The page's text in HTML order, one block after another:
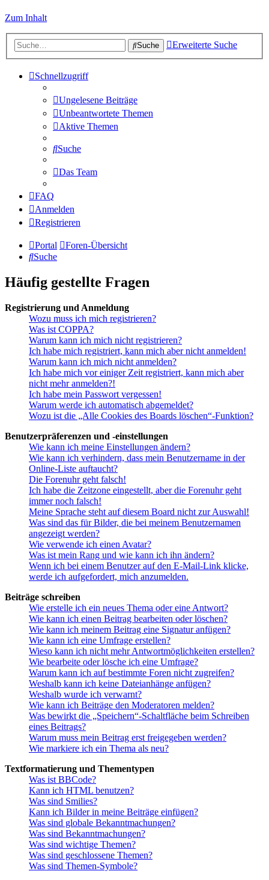
Zum Inhalt
Suche Erweiterte Suche
Schnellzugriff
Ungelesene Beiträge
Unbeantwortete Themen
Aktive Themen
Suche
Das Team
FAQ
Anmelden
Registrieren
Portal
Foren-Übersicht
Suche
Häufig gestellte Fragen
Registrierung und Anmeldung
Wozu muss ich mich registrieren?
Was ist COPPA?
Warum kann ich mich nicht registrieren?
Ich habe mich registriert, kann mich aber nicht anmelden!
Warum kann ich mich nicht anmelden?
Ich habe mich vor einiger Zeit registriert, kann mich aber
nicht mehr anmelden?!
Ich habe mein Passwort vergessen!
Warum werde ich automatisch abgemeldet?
Wozu ist die „Alle Cookies des Boards löschen“-Funktion?
Benutzerpräferenzen und -einstellungen
Wie kann ich meine Einstellungen ändern?
Wie kann ich verhindern, dass mein Benutzername in der
Online-Liste auftaucht?
Die Forenuhr geht falsch!
Ich habe die Zeitzone eingestellt, aber die Forenuhr geht
immer noch falsch!
Meine Sprache steht auf diesem Board nicht zur Auswahl!
Was sind das für Bilder, die bei meinem Benutzernamen
angezeigt werden?
Wie verwende ich einen Avatar?
Was ist mein Rang und wie kann ich ihn ändern?
Wenn ich bei einem Benutzer auf den E-Mail-Link klicke,
werde ich aufgefordert, mich anzumelden.
Beiträge schreiben
Wie erstelle ich ein neues Thema oder eine Antwort?
Wie kann ich einen Beitrag bearbeiten oder löschen?
Wie kann ich meinem Beitrag eine Signatur anfügen?
Wie kann ich eine Umfrage erstellen?
Wieso kann ich nicht mehr Antwortmöglichkeiten erstellen?
Wie bearbeite oder lösche ich eine Umfrage?
Warum kann ich auf bestimmte Foren nicht zugreifen?
Weshalb kann ich keine Dateianhänge anfügen?
Weshalb wurde ich verwarnt?
Wie kann ich Beiträge den Moderatoren melden?
Was bewirkt die „Speichern“-Schaltfläche beim Schreiben
eines Beitrags?
Warum muss mein Beitrag erst freigegeben werden?
Wie markiere ich ein Thema als neu?
Textformatierung und Thementypen
Was ist BBCode?
Kann ich HTML benutzen?
Was sind Smilies?
Kann ich Bilder in meine Beiträge einfügen?
Was sind globale Bekanntmachungen?
Was sind Bekanntmachungen?
Was sind wichtige Themen?
Was sind geschlossene Themen?
Was sind Themen-Symbole?